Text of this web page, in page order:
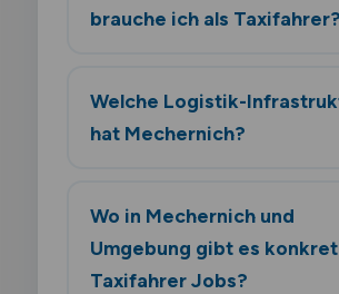
brauche ich als Taxifahrer?
Welche Logistik-
hat Mechernich?
Wo in Mechernich und
Umgebung gibt es konkret
Taxifahrer Jobs?